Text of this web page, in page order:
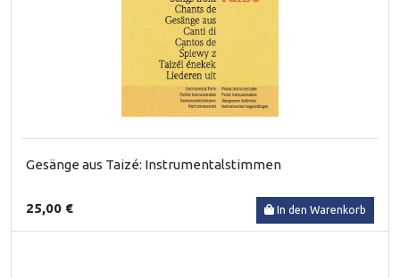
Gesänge aus Taizé: Instrumentalstimmen
25,00 € In den Warenkorb